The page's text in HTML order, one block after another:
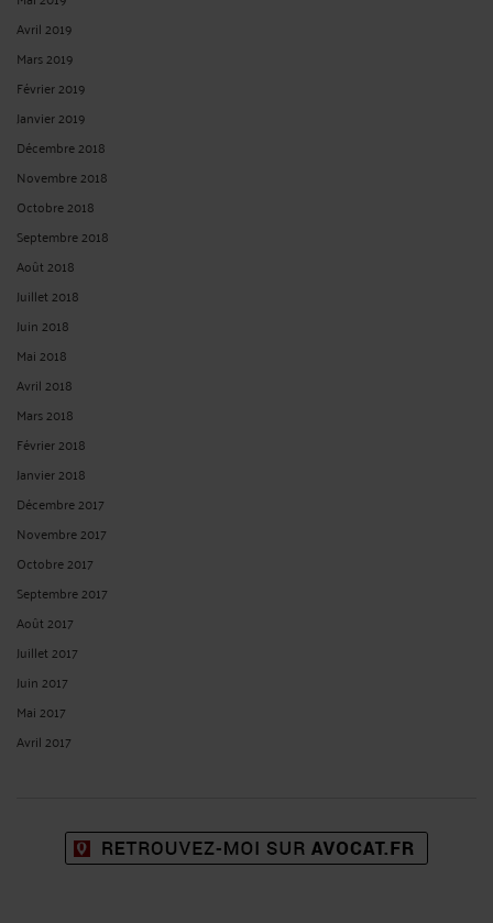
Avril 2019
Mars 2019
Février 2019
Janvier 2019
Décembre 2018
Novembre 2018
Octobre 2018
Septembre 2018
Août 2018
Juillet 2018
Juin 2018
Mai 2018
Avril 2018
Mars 2018
Février 2018
Janvier 2018
Décembre 2017
Novembre 2017
Octobre 2017
Septembre 2017
Août 2017
Juillet 2017
Juin 2017
Mai 2017
Avril 2017